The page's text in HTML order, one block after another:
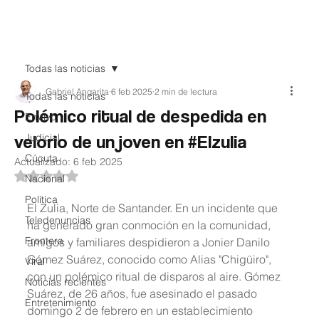
Todas las noticias
EnVivo
Judicial
Cúcuta
Nacional
Política
Teledenuncias
Frontera
Viral
Noticias recientes
Entretenimiento
Todas las noticias
Polémico ritual de despedida en
velorio de un joven en #Elzulia
Gabriel Angarita 6 feb 2025 2 min de lectura
Actualizado: 6 feb 2025
Obtuvo NaN de 5 estrellas.
El Zulia, Norte de Santander. En un incidente que
ha generado gran conmoción en la comunidad,
amigos y familiares despidieron a Jonier Danilo
Gómez Suárez, conocido como Alias "Chigüiro",
con un polémico ritual de disparos al aire. Gómez
Suárez, de 26 años, fue asesinado el pasado
domingo 2 de febrero en un establecimiento